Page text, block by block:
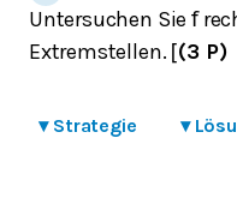
Untersuchen Sie f
Extremstellen. (3 P)
▾ Strategie ▾